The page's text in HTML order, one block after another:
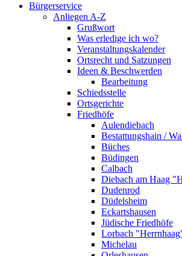
Bürgerservice
Anliegen A-Z
Grußwort
Was erledige ich wo?
Veranstaltungskalender
Ortsrecht und Satzungen
Ideen & Beschwerden
Bearbeitung
Schiedsstelle
Ortsgerichte
Friedhöfe
Aulendiebach
Bestattungshain /
Büches
Büdingen
Calbach
Diebach am Haag
Dudenrod
Düdelsheim
Eckartshausen
Jüdische Friedhöfe
Lorbach
Michelau